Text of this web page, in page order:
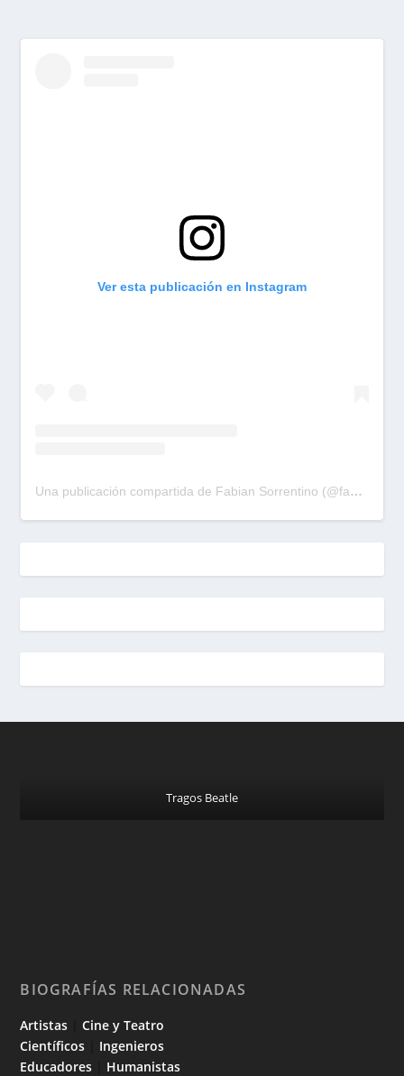
Ver esta publicación en Instagram
Una publicación compartida de Fabian Sorrentino (@fabiansonria)
Tragos Beatle
BIOGRAFÍAS RELACIONADAS
Artistas |Cine y Teatro
Científicos
Ingenieros
Educadores
Humanistas